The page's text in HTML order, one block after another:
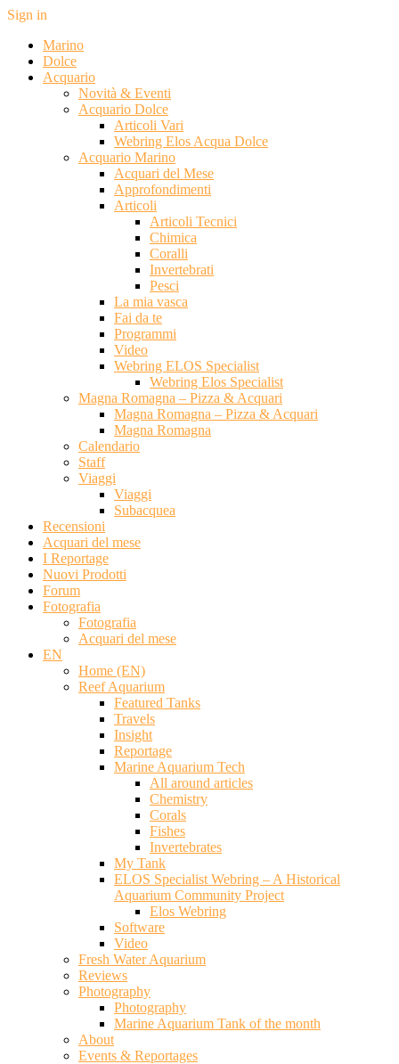
Sign in
Marino
Dolce
Acquario
Novità & Eventi
Acquario Dolce
Articoli Vari
Webring Elos Acqua Dolce
Acquario Marino
Acquari del Mese
Approfondimenti
Articoli
Articoli Tecnici
Chimica
Coralli
Invertebrati
Pesci
La mia vasca
Fai da te
Programmi
Video
Webring ELOS Specialist
Webring Elos Specialist
Magna Romagna – Pizza & Acquari
Magna Romagna – Pizza & Acquari
Magna Romagna
Calendario
Staff
Viaggi
Viaggi
Subacquea
Recensioni
Acquari del mese
I Reportage
Nuovi Prodotti
Forum
Fotografia
Fotografia
Acquari del mese
EN
Home (EN)
Reef Aquarium
Featured Tanks
Travels
Insight
Reportage
Marine Aquarium Tech
All around articles
Chemistry
Corals
Fishes
Invertebrates
My Tank
ELOS Specialist Webring – A Historical
Aquarium Community Project
Elos Webring
Software
Video
Fresh Water Aquarium
Reviews
Photography
Photography
Marine Aquarium Tank of the month
About
Events & Reportages